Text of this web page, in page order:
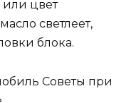
или цвет
светлеет,
блока.